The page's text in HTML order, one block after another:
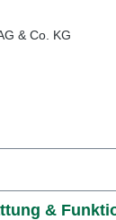
& Co. KG
&